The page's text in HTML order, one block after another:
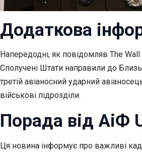
Додаткова
Напередодні, як повідомляв The
Сполучені Штати направили до
третій авіаносний ударний
військові підрозділи.
Порада від АіФ
Ця новина інформує про важливі